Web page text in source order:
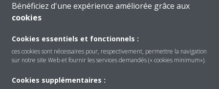
CONTACTEZ-NOUS
Bénéficiez d'une expérience améliorée grâce aux
cookies
Cookies essentiels et fonctionnels :
ces cookies sont nécessaires pour, respectivement, permettre la navigation
sur notre site Web et fournir les services demandés (« cookies minimum»).
Cookies supplémentaires :